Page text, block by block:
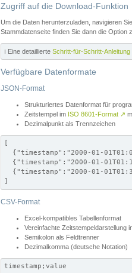
Zugriff auf die Download-Funktion
Um die Daten herunterzuladen, navigieren
Stammdatenseite finden Sie dann die
ℹ️ Eine detaillierte Schritt-für-Schritt-
Verfügbare Datenformate
JSON-Format
Strukturiertes Datenformat für
Zeitstempel im ISO 8601-Format ↗
Dezimalpunkt als Trennzeichen
[
{"timestamp":"2000-01-
{"timestamp":"2000-01-
{"timestamp":"2000-01-
]
CSV-Format
Excel-kompatibles Tabellenformat
Vereinfachte Zeitstempeldarstellung
Semikolon als Feldtrenner
Dezimalkomma (deutsche Notation)
timestamp;value